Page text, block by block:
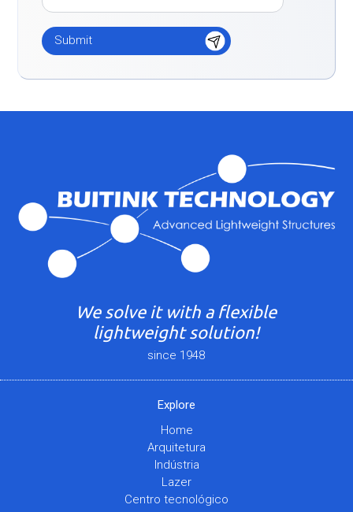
We solve it with a flexible
lightweight solution!
since 1948
Explore
Home
Arquitetura
Indústria
Lazer
Centro tecnológico